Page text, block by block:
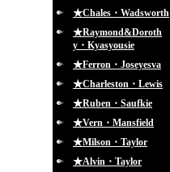
★Chales・Wadsworth
★Raymond&Doroth
y・Kyasyousie
★Ferron・Joseyesva
★Charleston・Lewis
★Ruben・Saufkie
★Vern・Mansfield
★Milson・Taylor
★Alvin・Taylor